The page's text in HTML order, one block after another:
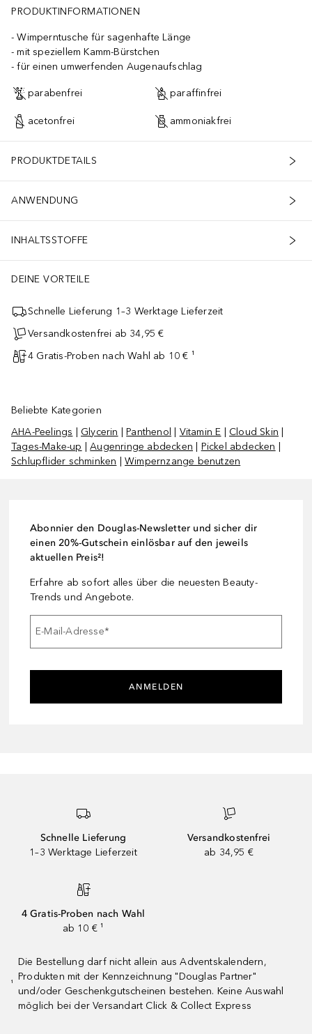
PRODUKTINFORMATIONEN
Wimperntusche für sagenhafte Länge
mit speziellem Kamm-Bürstchen
für einen umwerfenden Augenaufschlag
parabenfrei paraffinfrei
acetonfrei ammoniakfrei
PRODUKTDETAILS
ANWENDUNG
INHALTSSTOFFE
DEINE VORTEILE
Schnelle Lieferung 1–3 Werktage Lieferzeit
Versandkostenfrei ab 34,95 €
4 Gratis-Proben nach Wahl ab 10 € ¹
Beliebte Kategorien
AHA-Peelings
Glycerin |Panthenol Vitamin E Cloud Skin
Tages-Make-up |Augenringe abdecken Pickel abdecken
Schlupflider schminken |Wimpernzange benutzen
Abonnier den Douglas-Newsletter und sicher dir
einen 20%-Gutschein einlösbar auf den jeweils
aktuellen Preis²!
Erfahre ab sofort alles über die neuesten Beauty-
Trends und Angebote.
E-Mail-Adresse*
ANMELDEN
Schnelle Lieferung
1–3 Werktage Lieferzeit
Versandkostenfrei
ab 34,95 €
4 Gratis-Proben nach Wahl
ab 10 € ¹
¹
Die Bestellung darf nicht allein aus Adventskalendern,
Produkten mit der Kennzeichnung "Douglas Partner"
und/oder Geschenkgutscheinen bestehen. Keine Auswahl
möglich bei der Versandart Click & Collect Express